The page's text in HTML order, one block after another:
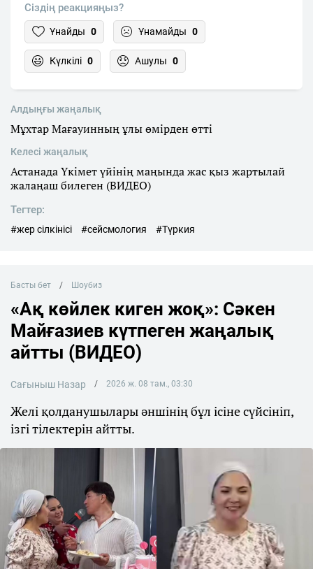
Сіздің реакцияңыз?
Ұнайды 0 Ұнамайды 0
Күлкілі 0 Ашулы 0
Алдыңғы жаңалық
Мұхтар Мағауинның ұлы өмірден өтті
Келесі жаңалық
Астанада Үкімет үйінің маңында жас қыз жартылай
жалаңаш билеген (ВИДЕО)
Тегтер:
#жер сілкінісі #сейсмология #Түркия
Басты бет Шоубиз
«Ақ көйлек киген жоқ»: Сәкен
Майғазиев күтпеген жаңалық
айтты (ВИДЕО)
Сағыныш Назар 2026 ж. 08 там., 03:30
Желі қолданушылары әншінің бұл ісіне сүйсініп,
ізгі тілектерін айтты.